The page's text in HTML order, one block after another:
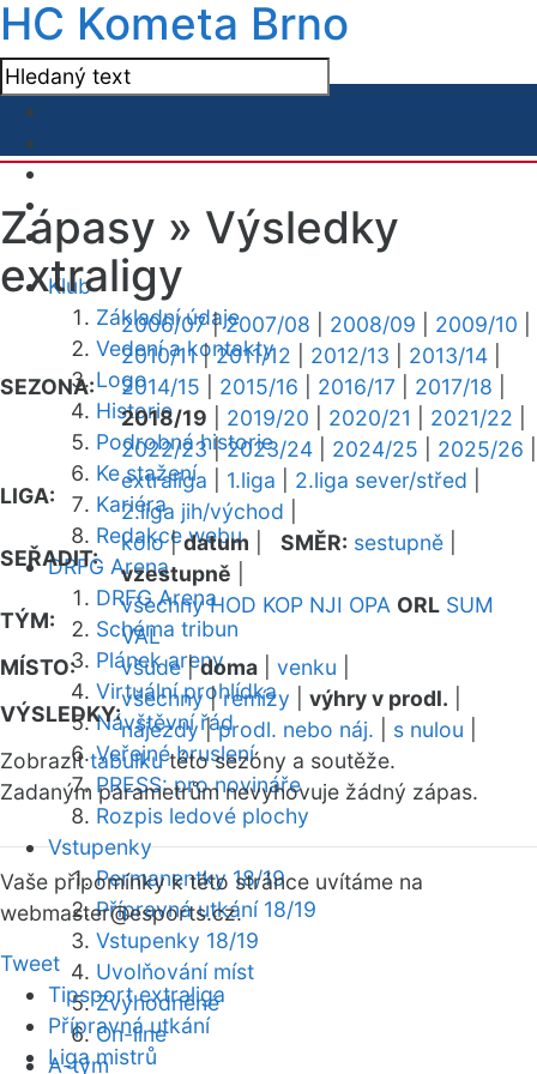
HC Kometa Brno
Klub
Základní údaje
Vedení a kontakty
Logo
Historie
Podrobná historie
Ke stažení
Kariéra
Redakce webu
DRFG Arena
DRFG Arena
Schéma tribun
Plánek areny
Virtuální prohlídka
Návštěvní řád
Veřejné bruslení
PRESS: pro novináře
Rozpis ledové plochy
Vstupenky
Permanentky 18/19
Přípravná utkání 18/19
Vstupenky 18/19
Uvolňování míst
Zvýhodněné
On-line
A-tým
Zápasy » Výsledky
extraligy
SEZONA:
2006/07|2007/08 2008/09 2009/10
2010/11|2011/12 2012/13 2013/14
2014/15
2015/16 2016/17 2017/18
2018/19
2019/20 2020/21 2021/22
2022/23|2023/24 2024/25 2025/26
LIGA:
extraliga 1.liga 2.liga sever/střed
2.liga jih/východ
SEŘADIT:
kolo|datum SMĚR: sestupně
vzestupně
TÝM:
všechny HOD KOP NJI OPA ORL SUM
VAL
MÍSTO:
všude|doma venku
VÝSLEDKY:
všechny|remízy výhry v prodl.
nájezdy|prodl. nebo náj. s nulou
Zobrazittabulkutéto sezóny a soutěže.
Zadaným parametrům nevyhovuje žádný zápas.
Vaše připomínky k této stránce uvítáme na
webmaster@esports.cz.
Tweet
Tipsport extraliga
Přípravná utkání
Liga mistrů